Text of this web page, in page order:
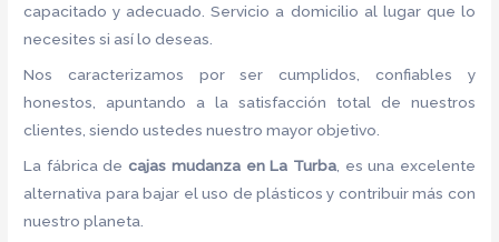
capacitado y adecuado. Servicio a domicilio al lugar que lo
necesites si así lo deseas.
Nos caracterizamos por ser cumplidos, confiables y
honestos, apuntando a la satisfacción total de nuestros
clientes, siendo ustedes nuestro mayor objetivo.
La fábrica decajas mudanza en La Turba, es una excelente
alternativa para bajar el uso de plásticos y contribuir más con
nuestro planeta.